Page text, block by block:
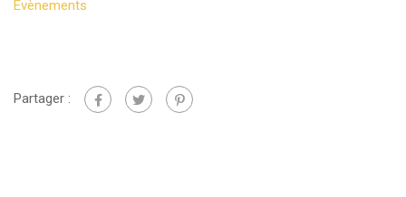
Evènements
Partager :